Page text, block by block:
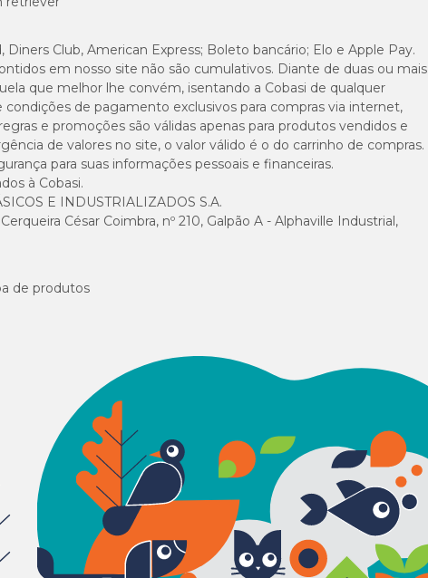
Diners Club, American Express; Boleto bancário; Elo e Apple Pay.
em nosso site não são cumulativos. Diante de duas ou mais
que melhor lhe convém, isentando a Cobasi de qualquer
condições de pagamento exclusivos para compras via internet,
e promoções são válidas apenas para produtos vendidos e
de valores no site, o valor válido é o do carrinho de compras.
para suas informações pessoais e financeiras.
à Cobasi.
E INDUSTRIALIZADOS S.A.
César Coimbra, nº 210, Galpão A - Alphaville Industrial,
de produtos